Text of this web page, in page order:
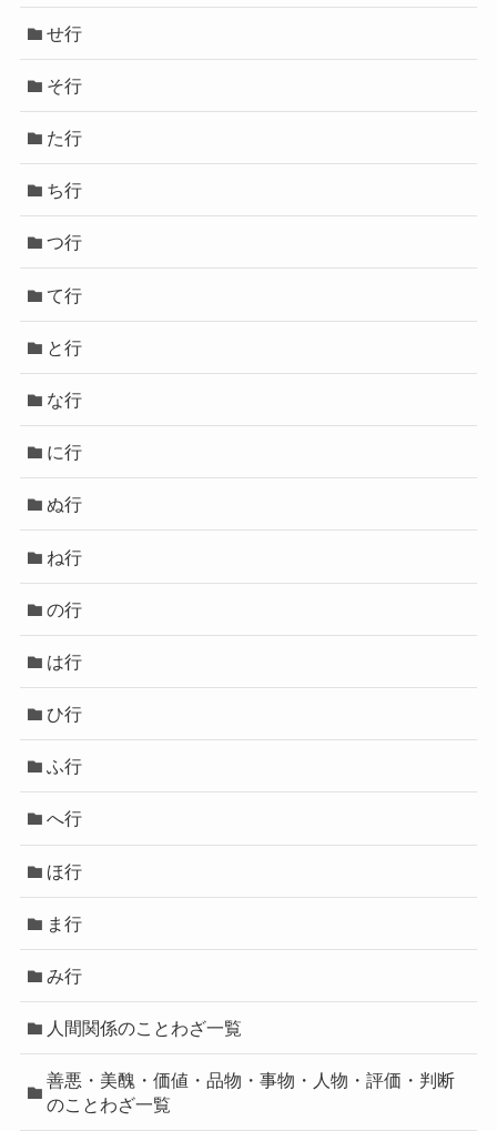
せ行
そ行
た行
ち行
つ行
て行
と行
な行
に行
ぬ行
ね行
の行
は行
ひ行
ふ行
へ行
ほ行
ま行
み行
人間関係のことわざ一覧
善悪・美醜・価値・品物・事物・人物・評価・判断
のことわざ一覧